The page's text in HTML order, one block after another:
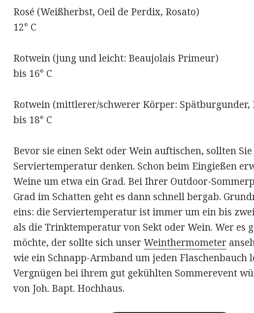
Rosé (Weißherbst, Oeil de Perdix,
12° C
Rotwein (jung und leicht: Beaujolais
bis 16° C
Rotwein (mittlerer/schwerer Körper:
bis 18° C
Bevor sie einen Sekt oder Wein auftischen, sollten
Serviertemperatur denken. Schon beim Eingießen
Weine um etwa ein Grad. Bei Ihrer Outdoor-
Grad im Schatten geht es dann schnell bergab.
eins: die Serviertemperatur ist immer um ein bis
als die Trinktemperatur von Sekt oder Wein. Wer es
möchte, der sollte sich unserWeinthermometer
wie ein Schnapp-Armband um jeden Flaschenbauch
Vergnügen bei ihrem gut gekühlten Sommerevent
von Joh. Bapt. Hochhaus.